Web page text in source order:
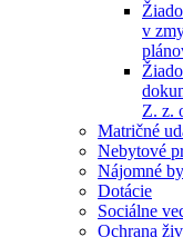
v
Z. z.
Matričné
Nebytové
Nájomné
Dotácie
Sociálne
Ochrana